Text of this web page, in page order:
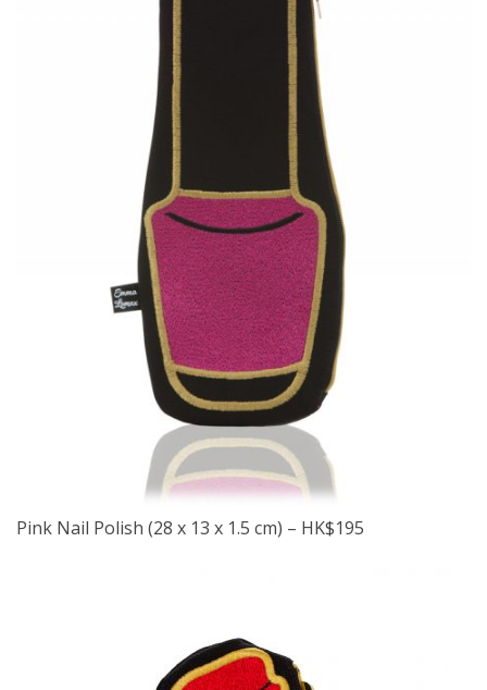
Pink Nail Polish (28 x 13 x 1.5 cm) – HK$195